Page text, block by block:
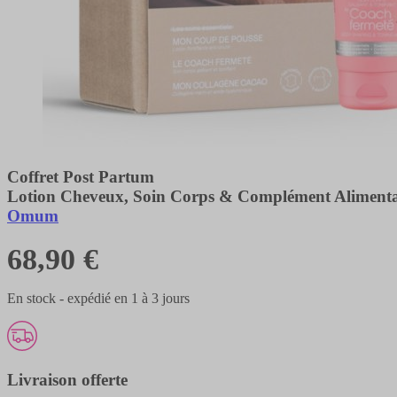
Coffret Post Partum
Lotion Cheveux, Soin Corps & Complément
Omum
68,90 €
En stock - expédié en 1 à 3 jours
Livraison offerte